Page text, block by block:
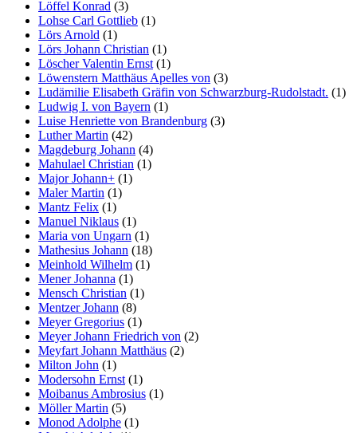
Löffel Konrad (3)
Lohse Carl Gottlieb (1)
Lörs Arnold (1)
Lörs Johann Christian (1)
Löscher Valentin Ernst (1)
Löwenstern Matthäus Apelles von (3)
Ludämilie Elisabeth Gräfin von Schwarzburg-Rudolstadt. (1)
Ludwig I. von Bayern (1)
Luise Henriette von Brandenburg (3)
Luther Martin (42)
Magdeburg Johann (4)
Mahulael Christian (1)
Major Johann+ (1)
Maler Martin (1)
Mantz Felix (1)
Manuel Niklaus (1)
Maria von Ungarn (1)
Mathesius Johann (18)
Meinhold Wilhelm (1)
Mener Johanna (1)
Mensch Christian (1)
Mentzer Johann (8)
Meyer Gregorius (1)
Meyer Johann Friedrich von (2)
Meyfart Johann Matthäus (2)
Milton John (1)
Modersohn Ernst (1)
Moibanus Ambrosius (1)
Möller Martin (5)
Monod Adolphe (1)